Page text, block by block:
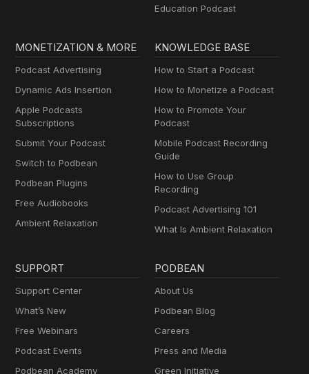
Education Podcast
MONETIZATION & MORE
Podcast Advertising
Dynamic Ads Insertion
Apple Podcasts
Subscriptions
Submit Your Podcast
Switch to Podbean
Podbean Plugins
Free Audiobooks
Ambient Relaxation
KNOWLEDGE BASE
How to Start a Podcast
How to Monetize a Podcast
How to Promote Your
Podcast
Mobile Podcast Recording
Guide
How to Use Group
Recording
Podcast Advertising 101
What Is Ambient Relaxation
SUPPORT
Support Center
What’s New
Free Webinars
Podcast Events
Podbean Academy
PODBEAN
About Us
Podbean Blog
Careers
Press and Media
Green Initiative